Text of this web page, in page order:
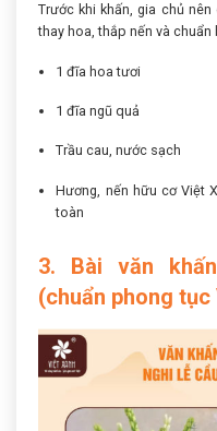
Trước khi khấn, gia chủ
thay hoa, thắp nến và chuẩn
1 đĩa hoa tươi
1 đĩa ngũ quả
Trầu cau, nước sạch
Hương, nến hữu cơ Việt
toàn
3. Bài văn
(chuẩn phong tục